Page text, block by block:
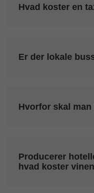
Hvad koster en
Er der lokale
Hvorfor skal
Producerer
hvad koster